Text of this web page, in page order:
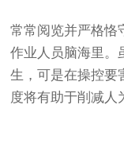
常常阅览并严格恪
作业人员脑海里。
生，可是在操控要
度将有助于削减人